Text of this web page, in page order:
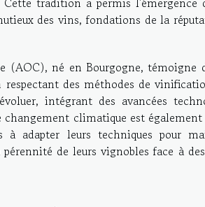
des vins, fondations de la
(AOC), né en Bourgogne, témoigne
des méthodes de
intégrant des avancées
climatique est
à adapter leurs techniques pour
de leurs vignobles face à